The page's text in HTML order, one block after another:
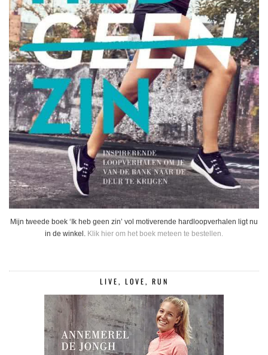
Mijn tweede boek ‘Ik heb geen zin’ vol motiverende hardloopverhalen ligt nu
in de winkel. Klik hier om het boek meteen te bestellen.
LIVE, LOVE, RUN